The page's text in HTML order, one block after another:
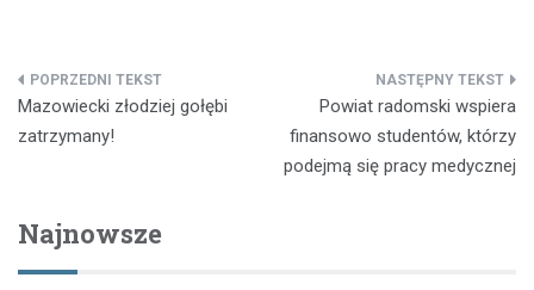
Nawigacja
wpisu
Mazowiecki złodziej gołębi
zatrzymany!
Powiat radomski wspiera
finansowo studentów, którzy
podejmą się pracy medycznej
Najnowsze